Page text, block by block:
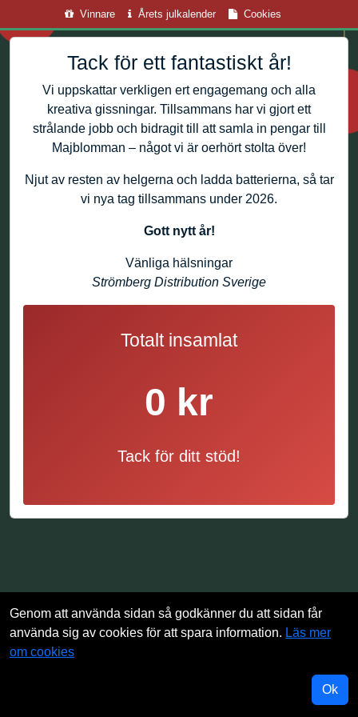
Vinnare Årets julkalender Cookies
Tack för ett fantastiskt år!
Vi uppskattar verkligen ert engagemang och alla
kreativa gissningar. Tillsammans har vi gjort ett
strålande jobb och bidragit till att samla in pengar till
Majblomman – något vi är oerhört stolta över!
Njut av resten av helgerna och ladda batterierna, så tar
vi nya tag tillsammans under 2026.
Gott nytt år!
Vänliga hälsningar
Strömberg Distribution Sverige
Totalt insamlat
0 kr
Tack för ditt stöd!
Genom att använda sidan så godkänner du att sidan får
använda sig av cookies för att spara information. Läs mer
om cookies
Ok